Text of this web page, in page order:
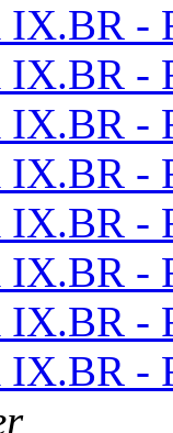
IX.BR -
IX.BR -
IX.BR -
IX.BR -
IX.BR -
IX.BR -
IX.BR -
-